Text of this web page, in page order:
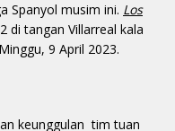
Spanyol musim ini. Los
di tangan Villarreal kala
9 April 2023.
keunggulan tim tuan